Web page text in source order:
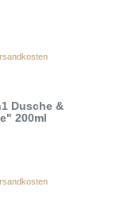
Dusche &
200ml